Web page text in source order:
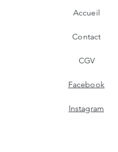
Accueil
Contact
CGV
Facebook
Instagram